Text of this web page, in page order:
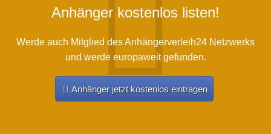
Anhänger kostenlos listen!
Werde auch Mitglied des Anhängerverleih24 Netzwerks
und werde europaweit gefunden.
Anhänger jetzt kostenlos eintragen